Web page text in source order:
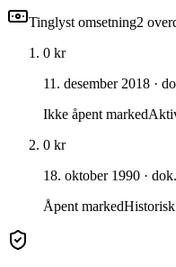
Tinglyst omsetning2
0 kr
11. desember 2018 ·
Ikke åpent marked
0 kr
18. oktober 1990 ·
Åpent markedHistorisk